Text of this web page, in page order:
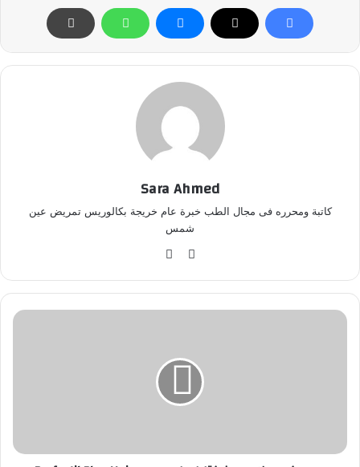
Sara Ahmed
كاتبة ومحرره فى مجال الطب خبرة عام خريجة بكالوريس تمريض عين
شمس
موق
الوي
ب
وك
س
ا